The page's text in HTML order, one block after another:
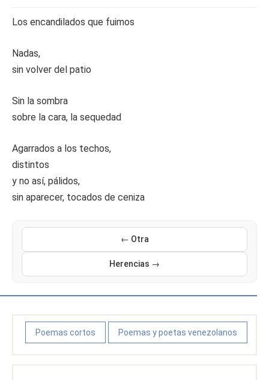
Los encandilados que fuimos
Nadas,
sin volver del patio
Sin la sombra
sobre la cara, la sequedad
Agarrados a los techos,
distintos
y no así, pálidos,
sin aparecer, tocados de ceniza
← Otra
Herencias →
Poemas cortos Poemas y poetas venezolanos